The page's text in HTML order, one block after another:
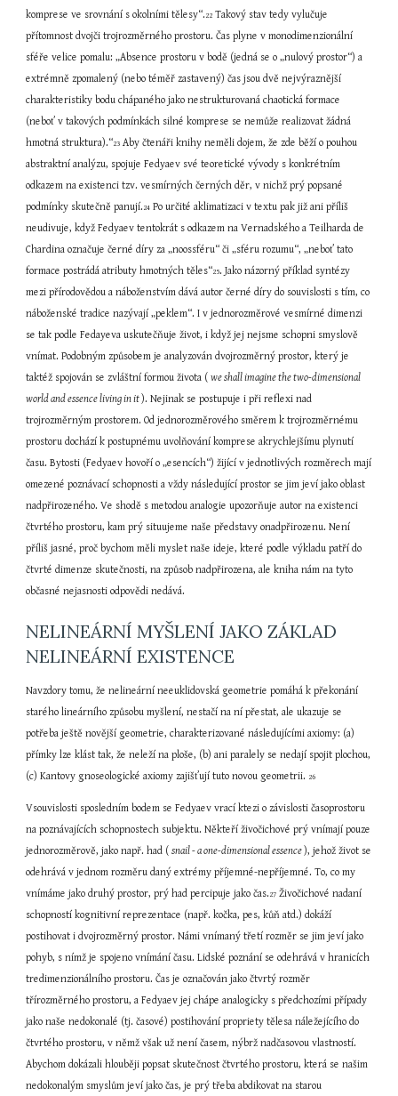
komprese ve srovnání s okolními tělesy“.22 Takový stav tedy vylučuje
přítomnost dvojči trojrozměrného prostoru. Čas plyne v monodimenzionální
sféře velice pomalu: „Absence prostoru v bodě (jedná se o „nulový prostor“) a
extrémně zpomalený (nebo téměř zastavený) čas jsou dvě nejvýraznější
charakteristiky bodu chápaného jako nestrukturovaná chaotická formace
(neboť v takových podmínkách silné komprese se nemůže realizovat žádná
hmotná struktura).“23 Aby čtenáři knihy neměli dojem, že zde běží o pouhou
abstraktní analýzu, spojuje Fedyaev své teoretické vývody s konkrétním
odkazem na existenci tzv. vesmírných černých děr, v nichž prý popsané
podmínky skutečně panují.24 Po určité aklimatizaci v textu pak již ani příliš
neudivuje, když Fedyaev tentokrát s odkazem na Vernadského a Teilharda de
Chardina označuje černé díry za „noossféru“ či „sféru rozumu“, „neboť tato
formace postrádá atributy hmotných těles“25. Jako názorný příklad syntézy
mezi přírodovědou a náboženstvím dává autor černé díry do souvislosti s tím, co
náboženské tradice nazývají „peklem“. I v jednorozměrové vesmírné dimenzi
se tak podle Fedayeva uskutečňuje život, i když jej nejsme schopni smyslově
vnímat. Podobným způsobem je analyzován dvojrozměrný prostor, který je
taktéž spojován se zvláštní formou života ( we shall imagine the two-dimensional
world and essence living in it ). Nejinak se postupuje i při reflexi nad
trojrozměrným prostorem. Od jednorozměrového směrem k trojrozměrnému
prostoru dochází k postupnému uvolňování komprese akrychlejšímu plynutí
času. Bytosti (Fedyaev hovoří o „esencích“) žijící v jednotlivých rozměrech mají
omezené poznávací schopnosti a vždy následující prostor se jim jeví jako oblast
nadpřirozeného. Ve shodě s metodou analogie upozorňuje autor na existenci
čtvrtého prostoru, kam prý situujeme naše představy onadpřirozenu. Není
příliš jasné, proč bychom měli myslet naše ideje, které podle výkladu patří do
čtvrté dimenze skutečnosti, na způsob nadpřirozena, ale kniha nám na tyto
občasné nejasnosti odpovědi nedává.
NELINEÁRNÍ MYŠLENÍ JAKO ZÁKLAD
NELINEÁRNÍ EXISTENCE
Navzdory tomu, že nelineární neeuklidovská geometrie pomáhá k překonání
starého lineárního způsobu myšlení, nestačí na ní přestat, ale ukazuje se
potřeba ještě novější geometrie, charakterizované následujícími axiomy: (a)
přímky lze klást tak, že neleží na ploše, (b) ani paralely se nedají spojit plochou,
(c) Kantovy gnoseologické axiomy zajišťují tuto novou geometrii. 26
Vsouvislosti sposledním bodem se Fedyaev vrací ktezi o závislosti časoprostoru
na poznávajících schopnostech subjektu. Někteří živočichové prý vnímají pouze
jednorozměrově, jako např. had ( snail - a one-dimensional essence ), jehož život se
odehrává v jednom rozměru daný extrémy příjemné-nepříjemné. To, co my
vnímáme jako druhý prostor, prý had percipuje jako čas.27 Živočichové nadaní
schopností kognitivní reprezentace (např. kočka, pes, kůň atd.) dokáží
postihovat i dvojrozměrný prostor. Námi vnímaný třetí rozměr se jim jeví jako
pohyb, s nímž je spojeno vnímání času. Lidské poznání se odehrává v hranicích
tredimenzionálního prostoru. Čas je označován jako čtvrtý rozměr
třírozměrného prostoru, a Fedyaev jej chápe analogicky s předchozími případy
jako naše nedokonalé (tj. časové) postihování propriety tělesa náležejícího do
čtvrtého prostoru, v němž však už není časem, nýbrž nadčasovou vlastností.
Abychom dokázali hlouběji popsat skutečnost čtvrtého prostoru, která se našim
nedokonalým smyslům jeví jako čas, je prý třeba abdikovat na starou